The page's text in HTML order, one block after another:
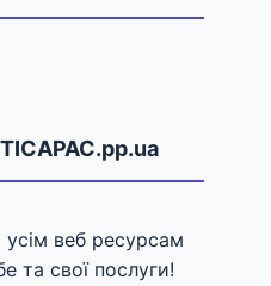
усім веб ресурсам
та свої послуги!